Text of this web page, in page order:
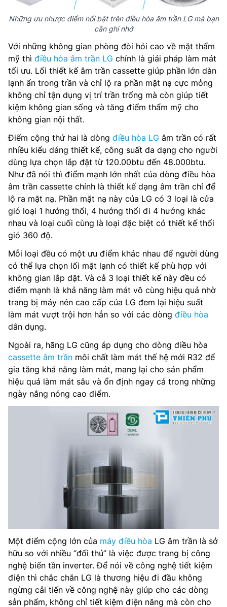
Những ưu nhược điểm nổi bật trên điều hòa âm trần LG mà bạn
cần ghi nhớ
Với những không gian phòng đòi hỏi cao về mặt thẩm
mỹ thì điều hòa âm trần LG chính là giải pháp làm mát
tối ưu. Lối thiết kế âm trần cassette giúp phần lớn dàn
lạnh ẩn trong trần và chỉ lộ ra phần mặt nạ cực mỏng
không chỉ tận dụng vị trí trần trống mà còn giúp tiết
kiệm không gian sống và tăng điểm thẩm mỹ cho
không gian nội thất.
Điểm cộng thứ hai là dòng điều hòa LG âm trần có rất
nhiều kiểu dáng thiết kế, công suất đa dạng cho người
dùng lựa chọn lắp đặt từ 120.00btu đến 48.000btu.
Như đã nói thì điểm mạnh lớn nhất của dòng điều hòa
âm trần cassette chính là thiết kế dạng âm trần chỉ để
lộ ra mặt nạ. Phần mặt nạ này của LG có 3 loại là cửa
gió loại 1 hướng thổi, 4 hướng thổi đi 4 hướng khác
nhau và loại cuối cùng là loại đặc biệt có thiết kế thổi
gió 360 độ.
Mỗi loại đều có một ưu điểm khác nhau để người dùng
có thể lựa chọn lối mặt lạnh có thiết kế phù hợp với
không gian lắp đặt. Và cả 3 loại thiết kế này đều có
điểm mạnh là khả năng làm mát vô cùng hiệu quả nhờ
trang bị máy nén cao cấp của LG đem lại hiệu suất
làm mát vượt trội hơn hẳn so với các dòng điều hòa
dân dụng.
Ngoài ra, hãng LG cũng áp dụng cho dòng điều hòa
cassette âm trần môi chất làm mát thế hệ mới R32 để
gia tăng khả năng làm mát, mang lại cho sản phẩm
hiệu quả làm mát sâu và ổn định ngay cả trong những
ngày nắng nóng cao điểm.
Một điểm cộng lớn của máy điều hòa LG âm trần là sở
hữu so với nhiều “đối thủ” là việc được trang bị công
nghệ biến tần inverter. Để nói về công nghệ tiết kiệm
điện thì chắc chắn LG là thương hiệu đi đầu không
ngừng cải tiến về công nghệ này giúp cho các dòng
sản phẩm, không chỉ tiết kiệm điện năng mà còn cho